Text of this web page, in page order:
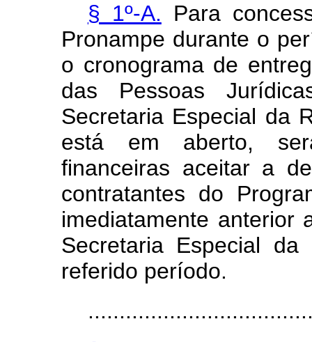
§ 1º-A. Para
Pronampe durante o
o cronograma de
das Pessoas
Secretaria Especial da
está em aberto,
financeiras aceitar a
contratantes do
imediatamente
Secretaria Especial
referido período.